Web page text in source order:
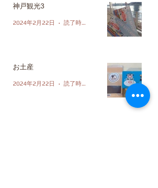
神戸観光3
2024年2月22日 読了時間: 1分
お土産
2024年2月22日 読了時間: 1分